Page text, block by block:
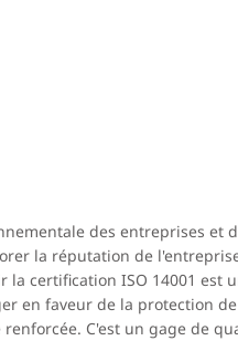
des entreprises et
la réputation de
certification ISO 14001 est
en faveur de la protection
C'est un gage de